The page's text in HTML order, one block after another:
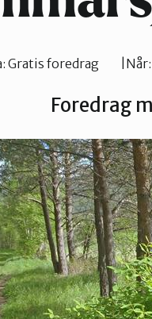
Verdal
Gratis foredrag Når:
Foredrag